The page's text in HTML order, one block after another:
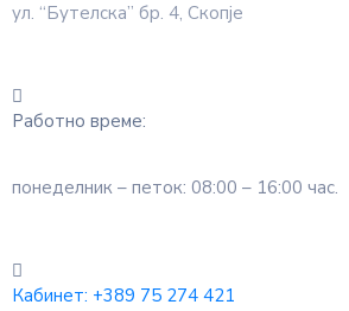
ул. “Бутелска” бр. 4, Скопје
Работно време:
понеделник – петок: 08:00 – 16:00 час.
Кабинет: +389 75 274 421